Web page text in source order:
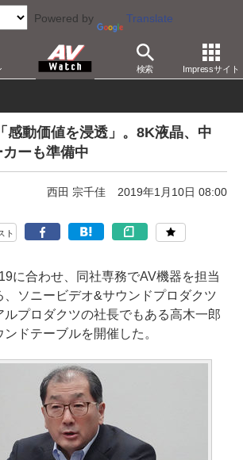
Powered by Translate
検索 Impressサイト
2019
感動価値を浸透」。8K液晶、中
ーも準備中
西田 宗千佳 2019年1月10日 08:00
ト
に合わせ、同社専務でAV機器を担当
、ソニービデオ&サウンドプロダクツ
ルプロダクツの社長でもある高木一郎
ドテーブルを開催した。